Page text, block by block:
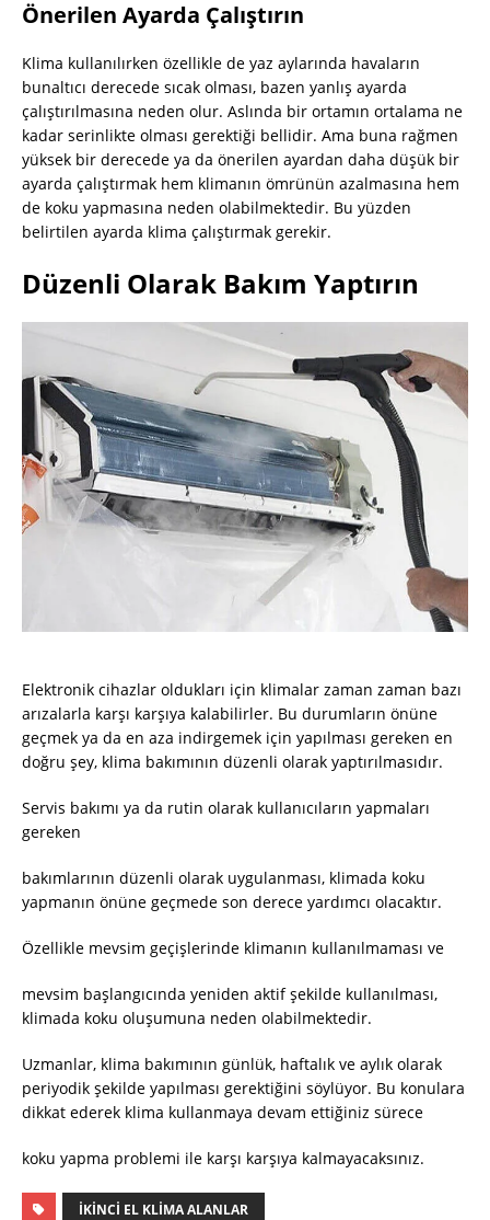
Önerilen Ayarda Çalıştırın
Klima kullanılırken özellikle de yaz aylarında havaların
bunaltıcı derecede sıcak olması, bazen yanlış ayarda
çalıştırılmasına neden olur. Aslında bir ortamın ortalama ne
kadar serinlikte olması gerektiği bellidir. Ama buna rağmen
yüksek bir derecede ya da önerilen ayardan daha düşük bir
ayarda çalıştırmak hem klimanın ömrünün azalmasına hem
de koku yapmasına neden olabilmektedir. Bu yüzden
belirtilen ayarda klima çalıştırmak gerekir.
Düzenli Olarak Bakım Yaptırın
Elektronik cihazlar oldukları için klimalar zaman zaman bazı
arızalarla karşı karşıya kalabilirler. Bu durumların önüne
geçmek ya da en aza indirgemek için yapılması gereken en
doğru şey, klima bakımının düzenli olarak yaptırılmasıdır.
Servis bakımı ya da rutin olarak kullanıcıların yapmaları
gereken
bakımlarının düzenli olarak uygulanması, klimada koku
yapmanın önüne geçmede son derece yardımcı olacaktır.
Özellikle mevsim geçişlerinde klimanın kullanılmaması ve
mevsim başlangıcında yeniden aktif şekilde kullanılması,
klimada koku oluşumuna neden olabilmektedir.
Uzmanlar, klima bakımının günlük, haftalık ve aylık olarak
periyodik şekilde yapılması gerektiğini söylüyor. Bu konulara
dikkat ederek klima kullanmaya devam ettiğiniz sürece
koku yapma problemi ile karşı karşıya kalmayacaksınız.
İKINCI EL KLIMA ALANLAR